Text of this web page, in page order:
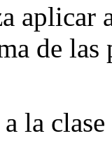
aplicar
de las
la